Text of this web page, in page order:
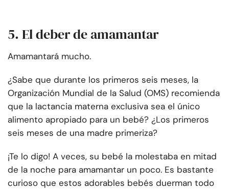
5. El deber de amamantar
Amamantará mucho.
¿Sabe que durante los primeros seis meses, la
Organización Mundial de la Salud (OMS) recomienda
que la lactancia materna exclusiva sea el único
alimento apropiado para un bebé? ¿Los primeros
seis meses de una madre primeriza?
¡Te lo digo! A veces, su bebé la molestaba en mitad
de la noche para amamantar un poco. Es bastante
curioso que estos adorables bebés duerman todo